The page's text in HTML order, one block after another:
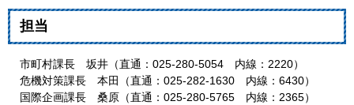
担当
市町村課長 坂井（直通：025-280-5054 内線：2220）
危機対策課長 本田（直通：025-282-1630 内線：6430）
国際企画課長 桑原（直通：025-280-5765 内線：2365）